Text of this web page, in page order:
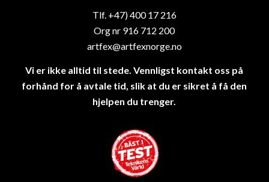
Tlf. +47) 400 17 216
Org nr 916 712 200
artfex@artfexnorge.no
Vi er ikke alltid til stede. Vennligst kontakt oss på
forhånd for å avtale tid, slik at du er sikret å få den
hjelpen du trenger.